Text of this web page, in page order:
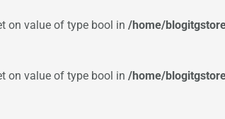
on value of type bool in /home/
on value of type bool in /home/